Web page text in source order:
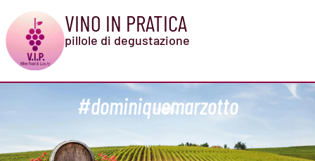
VINO IN PRATICA
pillole di degustazione
#dominiquemarzotto